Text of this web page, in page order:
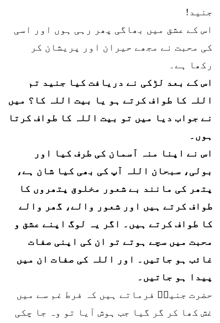
جنید!
اس کے عشق میں بھاگی پھر رہی ہوں اور اسی
کی محبت نے مجھے حیران اور پریشان کر
رکھا ہے۔
اس کے بعد لڑکی نے دریافت کیا جنید تم
اللہ کا طواف کرتے ہو یا بیت اللہ کا؟ میں
نے جواب دیا میں تو بیت اللہ کا طواف کرتا
ہوں۔
اس نے اپنا منہ آسمان کی طرف کیا اور
بولی، سبحان اللہ آپ کی بھی کیا شان ہے،
پتھر کی مانند بے شعور مخلوق پتھروں کا
طواف کرتے ہیں اور شعور والے، گھر والے
کا طواف کرتے ہیں۔ اگر یہ لوگ اپنے عشق و
محبت میں سچے ہوتے تو ان کی اپنی صفات
غائب ہو جاتیں۔ اور اللہ کی صفات ان میں
پیدا ہو جاتیں۔
حضرت جنیدؒ فرماتے ہیں کہ فرط غم سے میں
غش کھا کر گر گیا جب ہوش آیا تو وہ جا چکی